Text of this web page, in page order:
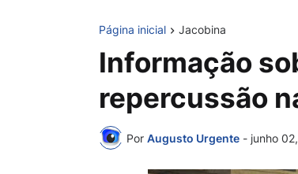
Página inicial Jacobina
Informação
repercussão
Por Augusto Urgente - junho